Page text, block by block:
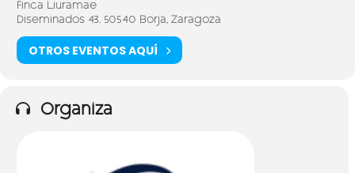
Finca Liuramae
Diseminados 43. 50540 Borja, Zaragoza
OTROS EVENTOS AQUÍ
Organiza